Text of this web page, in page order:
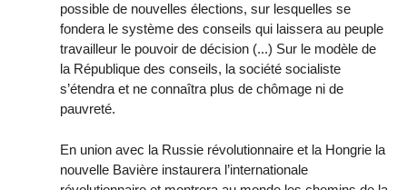
possible de nouvelles élections, sur lesquelles se
fondera le système des conseils qui laissera au peuple
travailleur le pouvoir de décision (...) Sur le modèle de
la République des conseils, la société socialiste
s’étendra et ne connaîtra plus de chômage ni de
pauvreté.
En union avec la Russie révolutionnaire et la Hongrie la
nouvelle Bavière instaurera l’internationale